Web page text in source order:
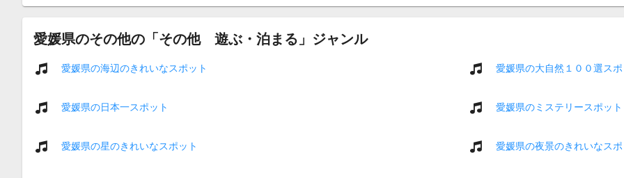
愛媛県のその他の「その他 遊ぶ・泊まる」ジャンル
愛媛県の海辺のきれいなスポット 愛媛県の大自然１００選ス
愛媛県の日本一スポット 愛媛県のミステリースポット
愛媛県の星のきれいなスポット 愛媛県の夜景のきれいなス